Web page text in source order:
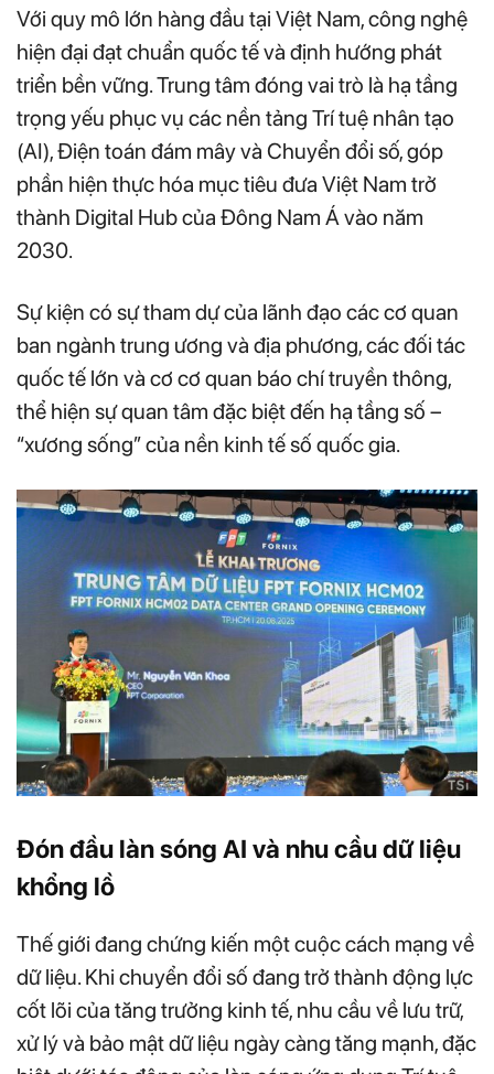
Với quy mô lớn hàng đầu tại Việt Nam, công nghệ
hiện đại đạt chuẩn quốc tế và định hướng phát
triển bền vững. Trung tâm đóng vai trò là hạ tầng
trọng yếu phục vụ các nền tảng Trí tuệ nhân tạo
(AI), Điện toán đám mây và Chuyển đổi số, góp
phần hiện thực hóa mục tiêu đưa Việt Nam trở
thành Digital Hub của Đông Nam Á vào năm
2030.
Sự kiện có sự tham dự của lãnh đạo các cơ quan
ban ngành trung ương và địa phương, các đối tác
quốc tế lớn và cơ cơ quan báo chí truyền thông,
thể hiện sự quan tâm đặc biệt đến hạ tầng số –
“xương sống” của nền kinh tế số quốc gia.
Đón đầu làn sóng AI và nhu cầu dữ liệu
khổng lồ
Thế giới đang chứng kiến một cuộc cách mạng về
dữ liệu. Khi chuyển đổi số đang trở thành động lực
cốt lõi của tăng trưởng kinh tế, nhu cầu về lưu trữ,
xử lý và bảo mật dữ liệu ngày càng tăng mạnh, đặc